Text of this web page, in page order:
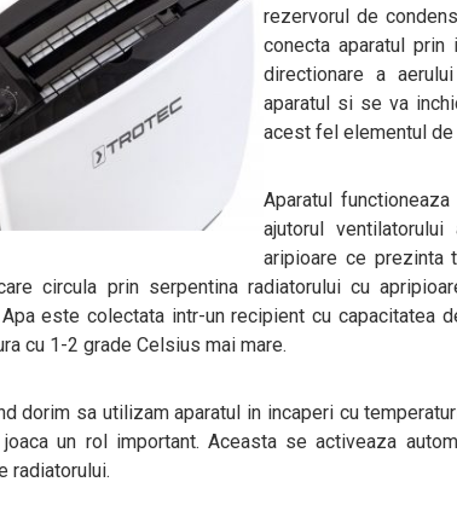
rezervorul de
conecta aparatul prin
directionare a
aparatul si se va
acest fel elementul de
Aparatul
ajutorul
aripioare ce prezinta
circula prin serpentina radiatorului cu
este colectata intr-un recipient cu capacitatea
cu 1-2 grade Celsius mai mare.
dorim sa utilizam aparatul in incaperi cu
joaca un rol important. Aceasta se activeaza
radiatorului.